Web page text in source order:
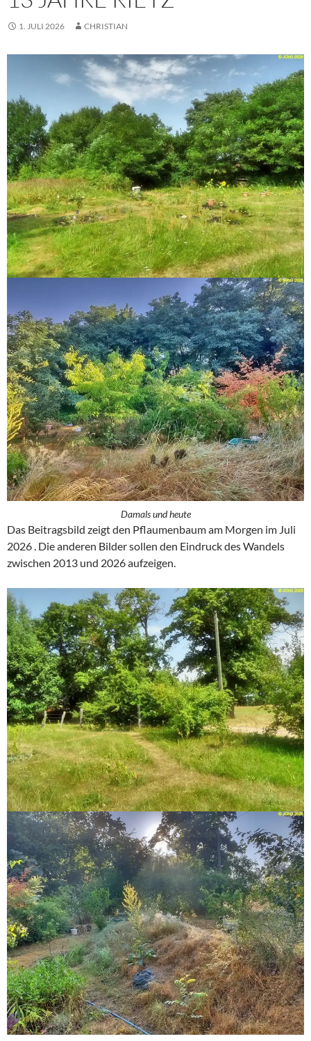
1. JULI 2026 CHRISTIAN
Damals und heute
Das Beitragsbild zeigt den Pflaumenbaum am Morgen im Juli
2026 . Die anderen Bilder sollen den Eindruck des Wandels
zwischen 2013 und 2026 aufzeigen.